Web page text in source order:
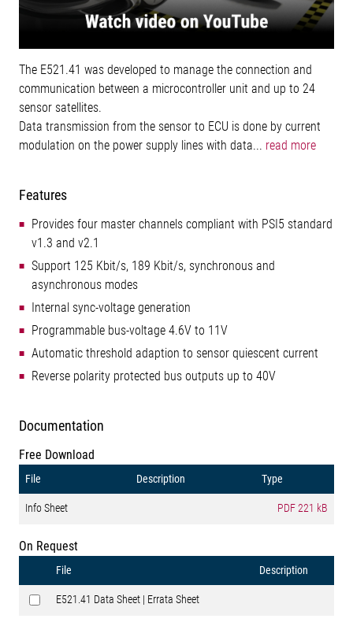
The E521.41 was developed to manage the connection and
communication between a microcontroller unit and up to 24
sensor satellites.
Data transmission from the sensor to ECU is done by current
modulation on the power supply lines with data... read more
Features
Provides four master channels compliant with PSI5 standard
v1.3 and v2.1
Support 125 Kbit/s, 189 Kbit/s, synchronous and
asynchronous modes
Internal sync-voltage generation
Programmable bus-voltage 4.6V to 11V
Automatic threshold adaption to sensor quiescent current
Reverse polarity protected bus outputs up to 40V
Documentation
Free Download
File Description Type
Info Sheet PDF221 kB
On Request
File Description
E521.41 Data Sheet | Errata Sheet